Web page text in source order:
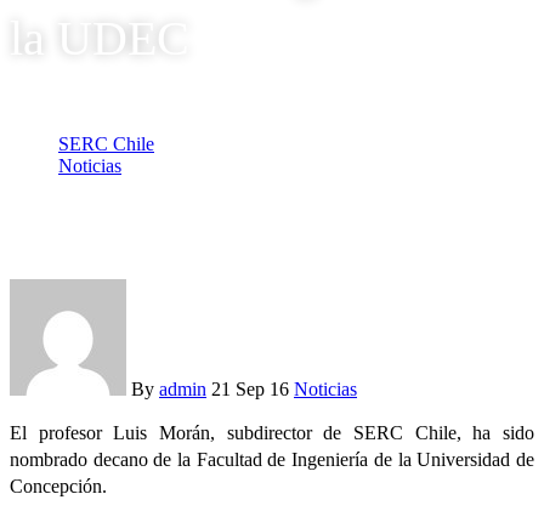
la UDEC
SERC Chile
Noticias
By admin 21 Sep 16 Noticias
El profesor Luis Morán, subdirector de SERC Chile, ha sido
nombrado decano de la Facultad de Ingeniería de la Universidad de
Concepción.